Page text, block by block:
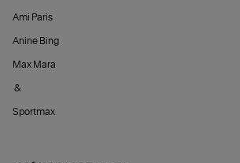
Ami Paris
Anine Bing
Max Mara
&
Sportmax